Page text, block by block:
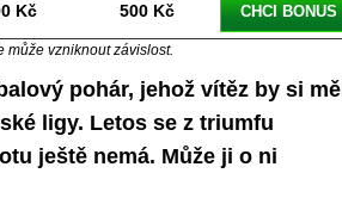
Kč 500 Kč CHCI BONUS
může vzniknout závislost.
pohár, jehož vítěz by si měl
ligy. Letos se z triumfu
ještě nemá. Může ji o ni